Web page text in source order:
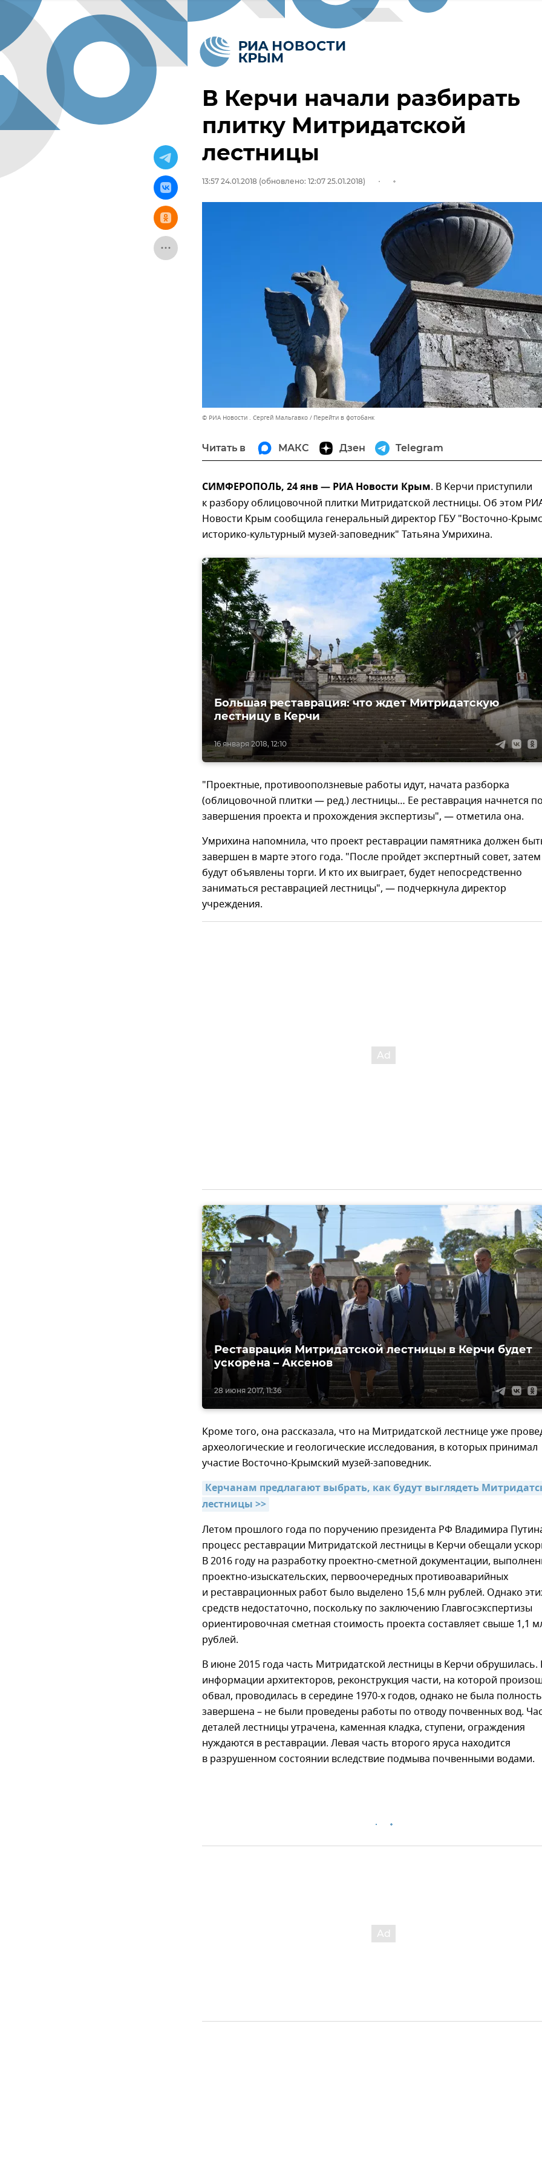
В Керчи начали разбирать
плитку Митридатской
лестницы
13:57 24.01.2018 (обновлено: 12:07 25.01.2018)
© РИА Новости . Сергей Мальгавко Перейти в фотобанк
Читать в МАКС Дзен Telegram
СИМФЕРОПОЛЬ, 24 янв — РИА Новости Крым. В Керчи приступили
к разбору облицовочной плитки Митридатской лестницы. Об этом
Новости Крым сообщила генеральный директор ГБУ "Восточно-
историко-культурный музей-заповедник" Татьяна Умрихина.
16 января 2018, 12:10
Большая реставрация: что ждет Митридатскую
лестницу в Керчи
"Проектные, противооползневые работы идут, начата разборка
(облицовочной плитки — ред.) лестницы… Ее реставрация начнется
завершения проекта и прохождения экспертизы", — отметила она.
Умрихина напомнила, что проект реставрации памятника должен
завершен в марте этого года. "После пройдет экспертный совет, затем
будут объявлены торги. И кто их выиграет, будет непосредственно
заниматься реставрацией лестницы", — подчеркнула директор
учреждения.
28 июня 2017, 11:36
Реставрация Митридатской лестницы в Керчи будет
ускорена – Аксенов
Кроме того, она рассказала, что на Митридатской лестнице уже
археологические и геологические исследования, в которых принимал
участие Восточно-Крымский музей-заповедник.
Керчанам предлагают выбрать, как будут выглядеть
лестницы >>
Летом прошлого года по поручению президента РФ Владимира
процесс реставрации Митридатской лестницы в Керчи обещали
В 2016 году на разработку проектно-сметной документации,
проектно-изыскательских, первоочередных противоаварийных
и реставрационных работ было выделено 15,6 млн рублей. Однако
средств недостаточно, поскольку по заключению Главгосэкспертизы
ориентировочная сметная стоимость проекта составляет свыше 1,1
рублей.
В июне 2015 года часть Митридатской лестницы в Керчи обрушилась.
информации архитекторов, реконструкция части, на которой
обвал, проводилась в середине 1970-х годов, однако не была
завершена – не были проведены работы по отводу почвенных вод.
деталей лестницы утрачена, каменная кладка, ступени, ограждения
нуждаются в реставрации. Левая часть второго яруса находится
в разрушенном состоянии вследствие подмыва почвенными водами.